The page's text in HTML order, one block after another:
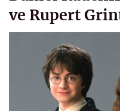
ve Rupert